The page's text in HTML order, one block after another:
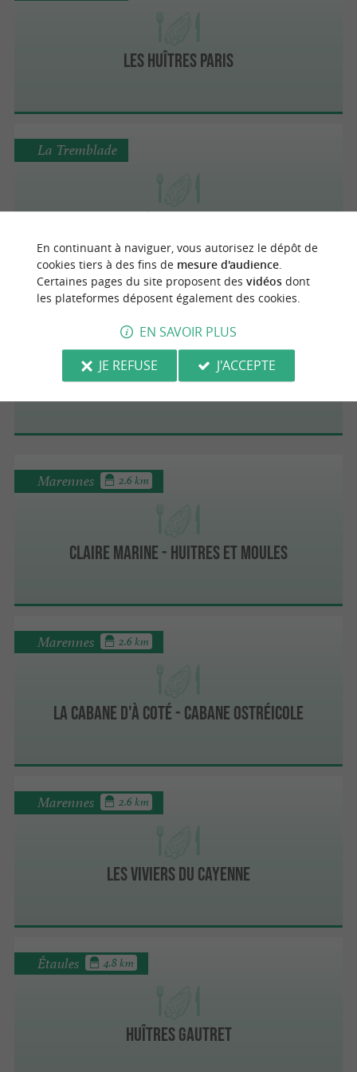
Les Huîtres Paris
La Tremblade
bar à Huitres Billeau
Marennes
Claire Marine - Huitres et Moules
Marennes 2.6 km
La Cabane d'à coté - Cabane ostréicole
Marennes 2.6 km
Les Viviers du Cayenne
Marennes 2.6 km
Huîtres Gautret
Étaules 4.8 km
En continuant à naviguer, vous autorisez le dépôt de
cookies tiers à des fins de mesure d'audience.
Certaines pages du site proposent des vidéosdont
les plateformes déposent également des cookies.
EN SAVOIR PLUS
JE REFUSE
J'ACCEPTE